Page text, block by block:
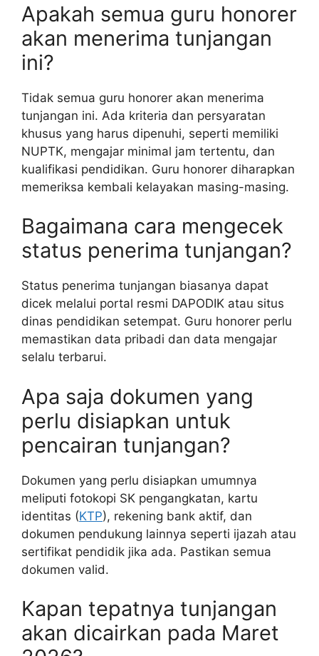
Apakah semua guru honorer
akan menerima tunjangan
ini?
Tidak semua guru honorer akan menerima
tunjangan ini. Ada kriteria dan persyaratan
khusus yang harus dipenuhi, seperti memiliki
NUPTK, mengajar minimal jam tertentu, dan
kualifikasi pendidikan. Guru honorer diharapkan
memeriksa kembali kelayakan masing-masing.
Bagaimana cara mengecek
status penerima tunjangan?
Status penerima tunjangan biasanya dapat
dicek melalui portal resmi DAPODIK atau situs
dinas pendidikan setempat. Guru honorer perlu
memastikan data pribadi dan data mengajar
selalu terbarui.
Apa saja dokumen yang
perlu disiapkan untuk
pencairan tunjangan?
Dokumen yang perlu disiapkan umumnya
meliputi fotokopi SK pengangkatan, kartu
identitas (KTP), rekening bank aktif, dan
dokumen pendukung lainnya seperti ijazah atau
sertifikat pendidik jika ada. Pastikan semua
dokumen valid.
Kapan tepatnya tunjangan
akan dicairkan pada Maret